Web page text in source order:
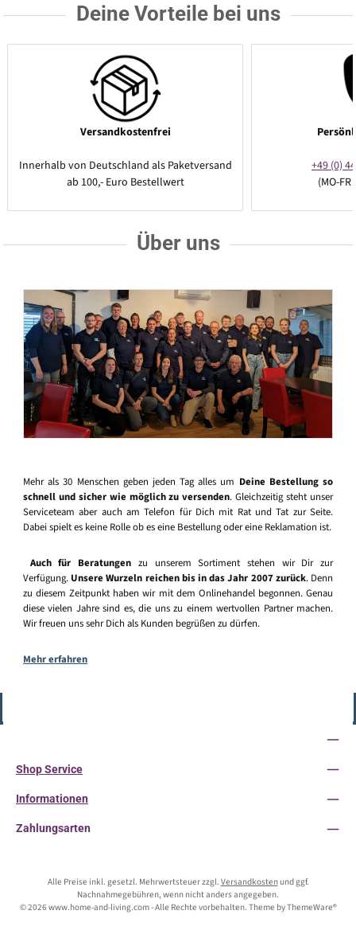
Deine Vorteile bei uns
Versandkostenfrei
Innerhalb von Deutschland als Paketversand
ab 100,- Euro Bestellwert
+49 (0)
(MO-
Über uns
Mehr als 30 Menschen geben jeden Tag alles um Deine Bestellung so
schnell und sicher wie möglich zu versenden. Gleichzeitig steht unser
Serviceteam aber auch am Telefon für Dich mit Rat und Tat zur Seite.
Dabei spielt es keine Rolle ob es eine Bestellung oder eine Reklamation ist.
Auch für Beratungen zu unserem Sortiment stehen wir Dir zur
Verfügung. Unsere Wurzeln reichen bis in das Jahr 2007 zurück. Denn
zu diesem Zeitpunkt haben wir mit dem Onlinehandel begonnen. Genau
diese vielen Jahre sind es, die uns zu einem wertvollen Partner machen.
Wir freuen uns sehr Dich als Kunden begrüßen zu dürfen.
Mehr erfahren
Shop Service
Informationen
Zahlungsarten
Alle Preise inkl. gesetzl. Mehrwertsteuer zzgl. Versandkostenund ggf.
Nachnahmegebühren, wenn nicht anders angegeben.
© 2026 www.home-and-living.com - Alle Rechte vorbehalten. Theme byThemeWare®